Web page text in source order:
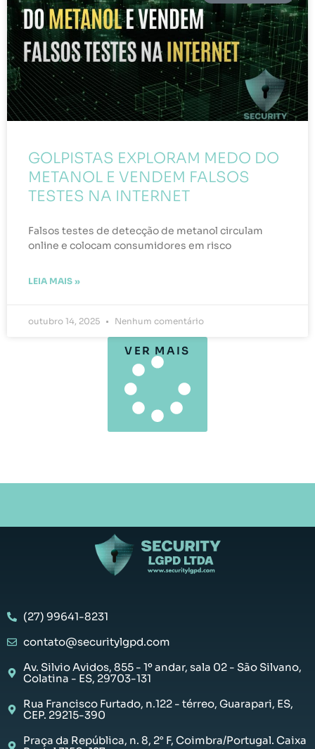
GOLPISTAS EXPLORAM MEDO DO
METANOL E VENDEM FALSOS
TESTES NA INTERNET
Falsos testes de detecção de metanol circulam
online e colocam consumidores em risco
LEIA MAIS »
outubro 14, 2025 Nenhum comentário
VER MAIS
(27) 99641-8231
contato@securitylgpd.com
Av. Silvio Avidos, 855 - 1º andar, sala 02 - São Silvano,
Colatina - ES, 29703-131
Rua Francisco Furtado, n.122 - térreo, Guarapari, ES,
CEP. 29215-390
Praça da República, n. 8, 2° F, Coimbra/Portugal. Caixa